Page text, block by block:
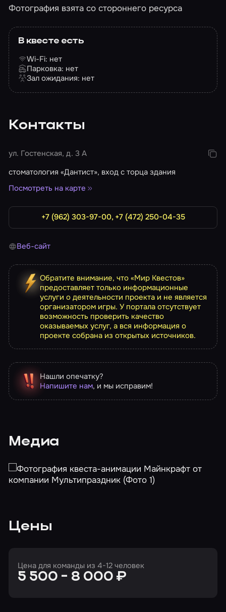
Фотография взята со стороннего ресурса
В квесте есть
Wi-Fi: нет
Парковка: нет
Зал ожидания: нет
Контакты
ул. Гостенская, д. 3 А
стоматология «Дантист», вход с торца здания
Посмотреть на карте
+7 (962) 303-97-00, +7 (472) 250-04-35
Веб-сайт
Обратите внимание, что «Мир Квестов»
предоставляет только информационные
услуги о деятельности проекта и не является
организатором игры. У портала отсутствует
возможность проверить качество
оказываемых услуг, а вся информация о
проекте собрана из открытых источников.
Нашли опечатку?
Напишите нам, и мы исправим!
Медиа
Цены
Цена для команды из 4-12 человек
5 500 - 8 000 ₽